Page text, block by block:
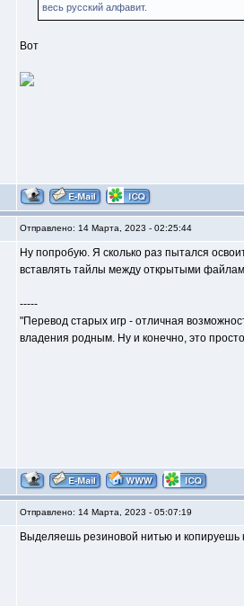
весь русский алфавит.
Вот
Отправлено: 14 Марта, 2023 - 02:25:44
Ну попробую. Я сколько раз пытался
вставлять тайлы между открытыми
-----
"Перевод старых игр - отличная
владения родным. Ну и конечно, это
Отправлено: 14 Марта, 2023 - 05:07:19
Выделяешь резиновой нитью и копируешь